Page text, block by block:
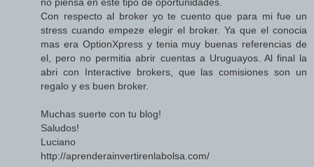
Con respecto al broker yo te cuento que para mi fue un
stress cuando empeze elegir el broker. Ya que el conocia
mas era OptionXpress y tenia muy buenas referencias de
el, pero no permitia abrir cuentas a Uruguayos. Al final la
abri con Interactive brokers, que las comisiones son un
regalo y es buen broker.
Muchas suerte con tu blog!
Saludos!
Luciano
http://aprenderainvertirenlabolsa.com/